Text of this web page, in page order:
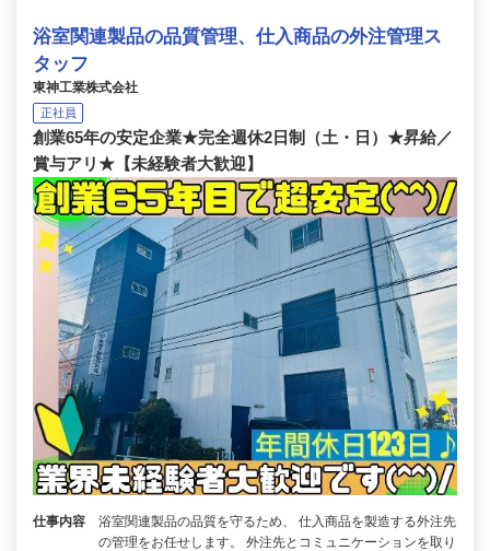
浴室関連製品の品質管理、仕入商品の外注管理ス
タッフ
東神工業株式会社
正社員
創業65年の安定企業★完全週休2日制（土・日）★昇給／
賞与アリ★【未経験者大歓迎】
仕事内容
浴室関連製品の品質を守るため、 仕入商品を製造する外注先
の管理をお任せします。 外注先とコミュニケーションを取り